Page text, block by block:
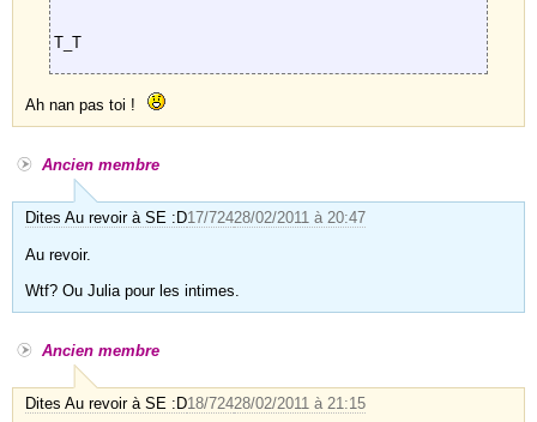
T_T
Ah nan pas toi !
Ancien membre
Dites Au revoir à SE :D17/72428/02/2011 à 20:47
Au revoir.
Wtf? Ou Julia pour les intimes.
Ancien membre
Dites Au revoir à SE :D18/72428/02/2011 à 21:15